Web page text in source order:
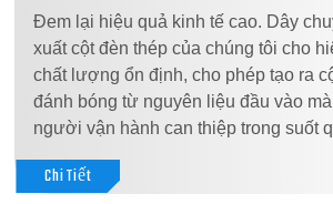
Đem lại hiệu quả kinh tế cao. Dây
xuất cột đèn thép của chúng tôi cho
chất lượng ổn định, cho phép tạo ra
đánh bóng từ nguyên liệu đầu vào
người vận hành can thiệp trong suốt
Chi Tiết